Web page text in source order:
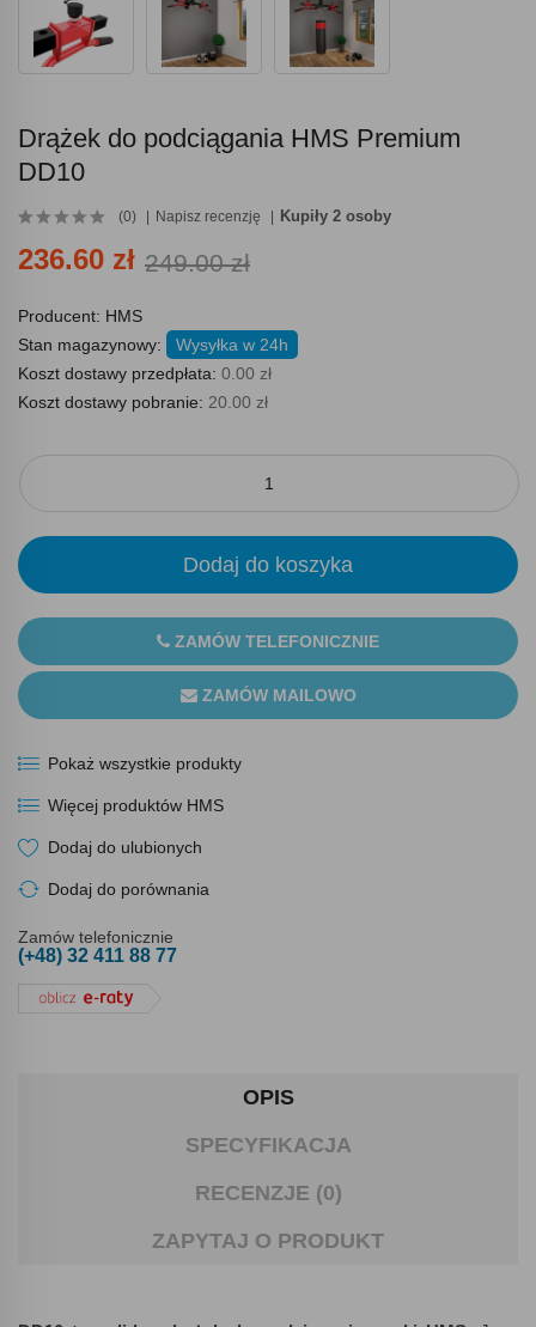
Drążek do podciągania HMS Premium
DD10
(0) Napisz recenzję Kupiły 2 osoby
236.60 zł 249.00 zł
Producent: HMS
Stan magazynowy:
Wysyłka w 24h
Koszt dostawy przedpłata: 0.00 zł
Koszt dostawy pobranie: 20.00 zł
Dodaj do koszyka
ZAMÓW TELEFONICZNIE
ZAMÓW MAILOWO
Pokaż wszystkie produkty
Więcej produktów HMS
Dodaj do ulubionych
Dodaj do porównania
Zamów telefonicznie
(+48) 32 411 88 77
OPIS
SPECYFIKACJA
RECENZJE (0)
ZAPYTAJ O PRODUKT